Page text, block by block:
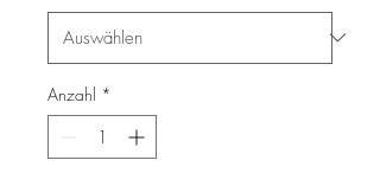
Anzahl *